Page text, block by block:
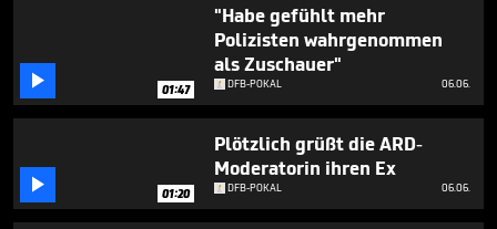
seconds
 01:47
"Habe gefühlt mehr
Polizisten wahrgenommen
als Zuschauer"
DFB-POKAL 06.06.
 01:20
Plötzlich grüßt die ARD-
Moderatorin ihren Ex
DFB-POKAL 06.06.